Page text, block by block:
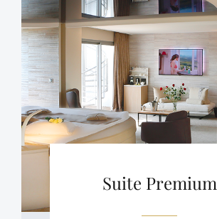
Suite Premium